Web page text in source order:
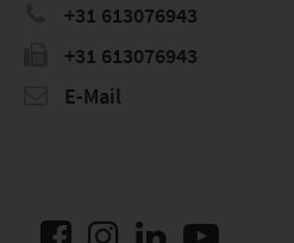
+31 613076943
+31 613076943
E-Mail